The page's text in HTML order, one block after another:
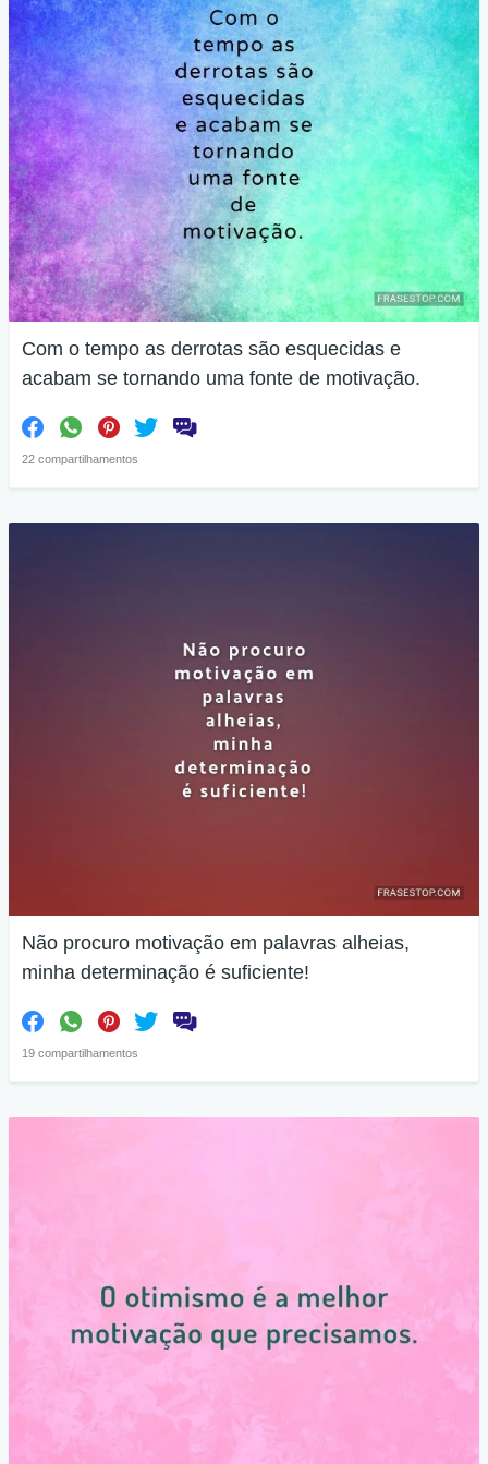
Com o tempo as derrotas são esquecidas e
acabam se tornando uma fonte de motivação.
22 compartilhamentos
Não procuro motivação em palavras alheias,
minha determinação é suficiente!
19 compartilhamentos